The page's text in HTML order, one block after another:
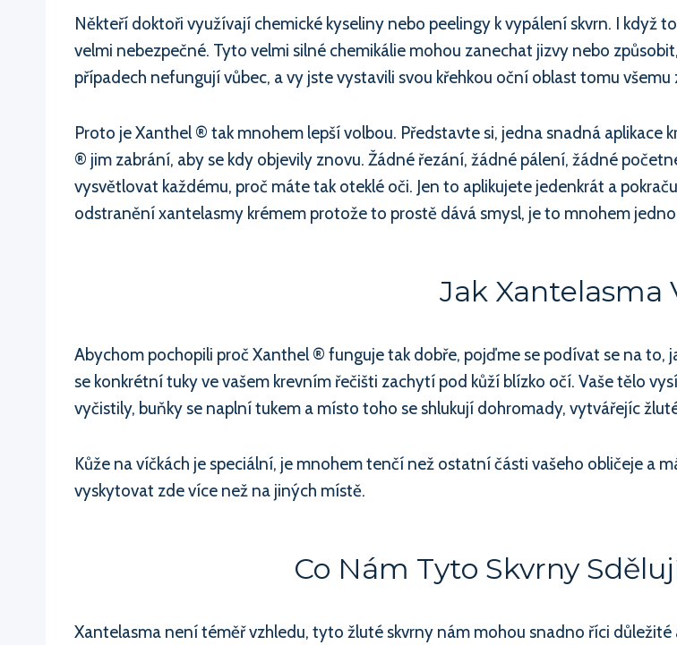
Někteří doktoři využívají chemické kyseliny nebo peelingy k vypálení skvrn. I když
velmi nebezpečné. Tyto velmi silné chemikálie mohou zanechat jizvy nebo
případech nefungují vůbec, a vy jste vystavili svou křehkou oční oblast tomu všemu
Proto je Xanthel ® tak mnohem lepší volbou. Představte si, jedna snadná aplikace
® jim zabrání, aby se kdy objevily znovu. Žádné řezání, žádné pálení, žádné
vysvětlovat každému, proč máte tak oteklé oči. Jen to aplikujete jedenkrát a
odstranění xantelasmy krémem protože to prostě dává smysl, je to mnohem
Jak Xantelasma
Abychom pochopili proč Xanthel ® funguje tak dobře, pojďme se podívat se na
se konkrétní tuky ve vašem krevním řečišti zachytí pod kůží blízko očí. Vaše tělo
vyčistily, buňky se naplní tukem a místo toho se shlukují dohromady, vytvářejíc
Kůže na víčkách je speciální, je mnohem tenčí než ostatní části vašeho obličeje a
vyskytovat zde více než na jiných místě.
Co Nám Tyto Skvrny
Xantelasma není téměř vzhledu, tyto žluté skvrny nám mohou snadno říci